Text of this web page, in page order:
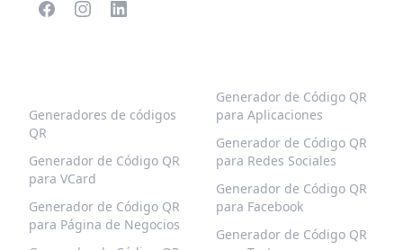
Generadores de códigos
QR
Generador de Código QR
para VCard
Generador de Código QR
para Página de Negocios
Generador de Código QR
para Aplicaciones
Generador de Código QR
para Redes Sociales
Generador de Código QR
para Facebook
Generador de Código QR